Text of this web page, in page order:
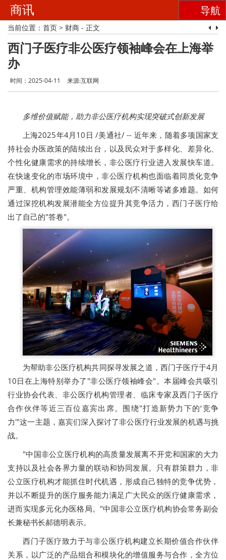
商讯 导航
当前位置： 首页 > 财商 - 正文
西门子医疗非公医疗领袖峰会在上海举
办
时间：2025-04-11 来源:互联网
多维价值赋能，助力非公医疗机构实现突破式创新发展
上海2025年4月10日 /美通社/ -- 近年来，随着多项国家支
持社会办医政策的陆续出台，以及民众对于多样化、差异化、
个性化健康需求的持续增长，非公医疗行业进入发展快车道。
在快速变化的市场环境中，非公医疗机构也面临着同质化竞争
严重、机构管理效能薄弱和发展规划不清晰等诸多难题。如何
通过深挖机构发展潜能全方位提升其竞争活力，西门子医疗给
出了自己的"答卷"。
为帮助非公医疗机构共同探寻发展之道，西门子医疗于4月
10日在上海特别举办了"非公医疗领袖峰会"。本届峰会共吸引
行业协会代表、非公医疗机构管理者、临床专家及西门子医疗
合作伙伴等近三百位嘉宾出席。围绕"打造新势力下的‘竞争
力'"这一主题，嘉宾们深入探讨了非公医疗行业发展的机遇与挑
战。
"中国非公立医疗机构的高质量发展离不开党和国家的大力
支持以及社会各界力量的联动和协同发展。只有群策群力，非
公立医疗机构才能抓住时代机遇，形成自己独特的竞争优势，
并以不断提升的医疗服务能力满足广大民众的医疗健康需求，
进而实现多元化办医格局。"中国非公立医疗机构协会常务副会
长兼秘书长郝德明表示。
西门子医疗致力于与非公医疗机构建立长期价值合作伙伴
关系，以广泛的产品组合和模块化的增值服务与合作，全方位